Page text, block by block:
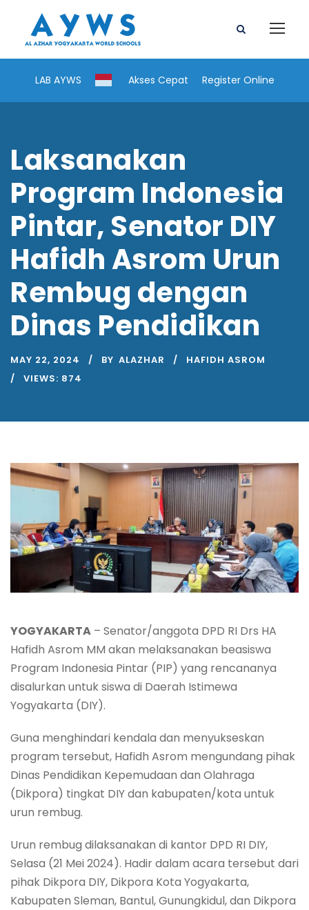
LAB AYWS Akses Cepat Register Online
Laksanakan
Program Indonesia
Pintar, Senator DIY
Hafidh Asrom Urun
Rembug dengan
Dinas Pendidikan
MAY 22, 2024 BY ALAZHAR
HAFIDH ASROM
VIEWS: 874
YOGYAKARTA – Senator/anggota DPD RI Drs HA
Hafidh Asrom MM akan melaksanakan beasiswa
Program Indonesia Pintar (PIP) yang rencananya
disalurkan untuk siswa di Daerah Istimewa
Yogyakarta (DIY).
Guna menghindari kendala dan menyukseskan
program tersebut, Hafidh Asrom mengundang pihak
Dinas Pendidikan Kepemudaan dan Olahraga
(Dikpora) tingkat DIY dan kabupaten/kota untuk
urun rembug.
Urun rembug dilaksanakan di kantor DPD RI DIY,
Selasa (21 Mei 2024). Hadir dalam acara tersebut dari
pihak Dikpora DIY, Dikpora Kota Yogyakarta,
Kabupaten Sleman, Bantul, Gunungkidul, dan Dikpora